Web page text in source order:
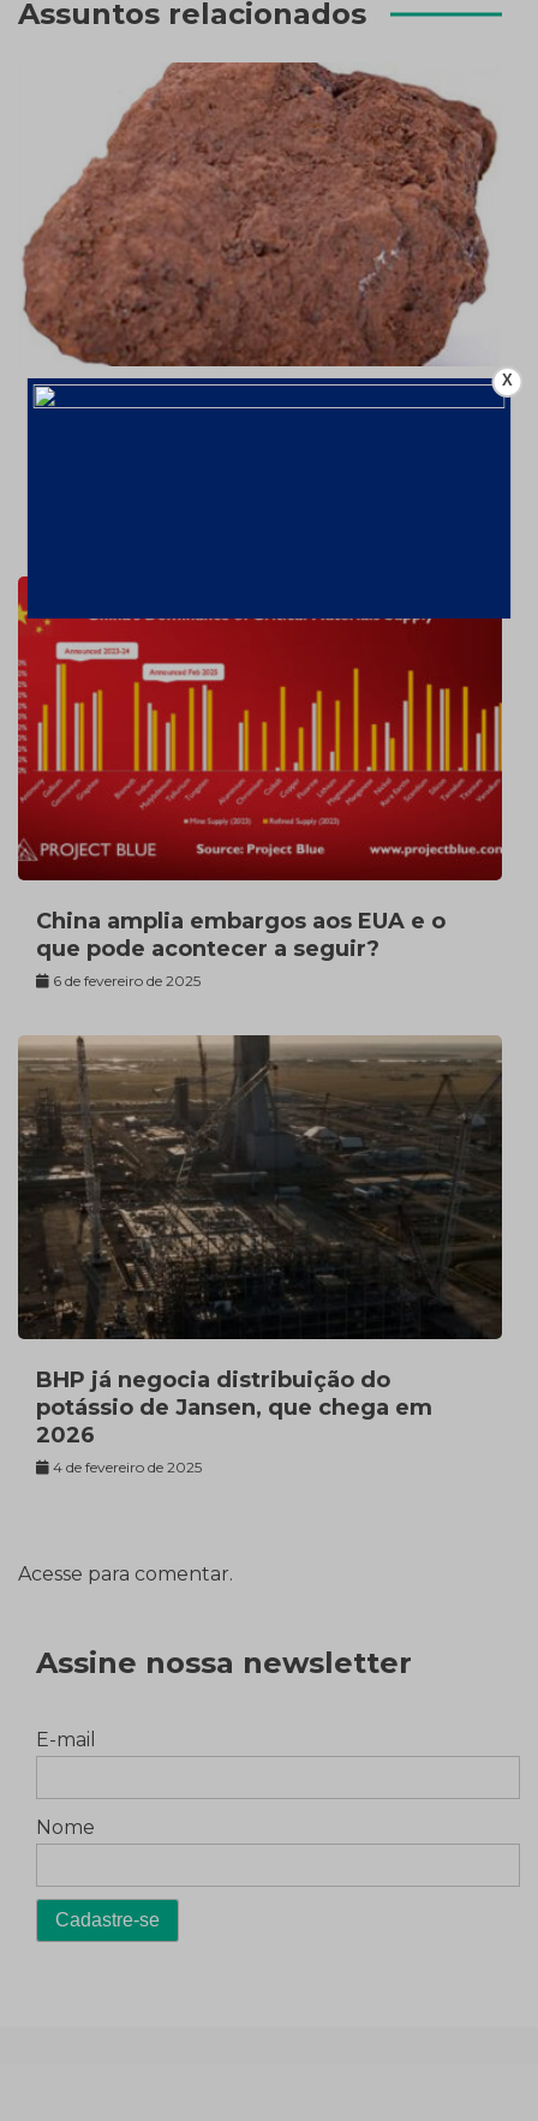
Assuntos relacionados
Mineração aumenta faturamento em
China amplia embargos aos EUA e o
que pode acontecer a seguir?
6 de fevereiro de 2025
BHP já negocia distribuição do
potássio de Jansen, que chega em
2026
4 de fevereiro de 2025
Acesse para comentar.
Assine nossa newsletter
E-mail
Nome
X